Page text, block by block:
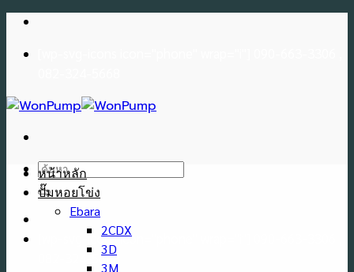
Skip
content
ค้นหา:
[wp-svg-icons icon="phone" wrap="i"] 090-663-3306 ,
082-324-5668
หน้าหลัก
ปั๊มหอยโข่ง
Ebara
2CDX
3D
3M